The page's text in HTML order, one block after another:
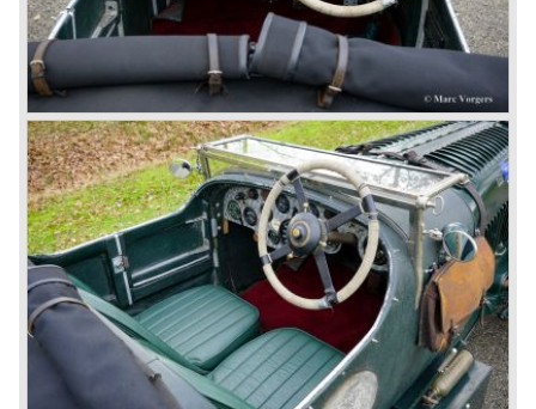
Royce Limited. Rolls Royce had cleverly defeated the
threat of a firm that could become a very unwelcome
competitor.
From 1933 all Bentley cars were based upon their Rolls
Royce counterparts and production was then moved from
Cricklewood to Derby. Purists tend to name the Rolls
Royce produced cars – Rolls Royce Bentley’s. Rolls
Royce took good care of the Bentley ‘marque’. Many
magnificent automobiles were built with a distinctively
different character than the Rolls Royce models.
© Marc Vorgers